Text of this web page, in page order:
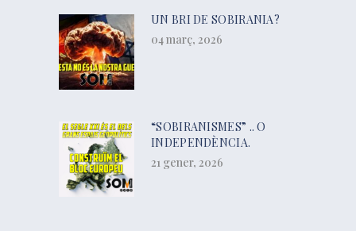
UN BRI DE SOBIRANIA?
04 març, 2026
“SOBIRANISMES” .. O
INDEPENDÈNCIA.
21 gener, 2026